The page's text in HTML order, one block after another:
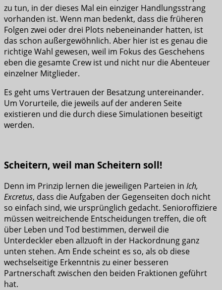
zu tun, in der dieses Mal ein einziger Handlungsstrang
vorhanden ist. Wenn man bedenkt, dass die früheren
Folgen zwei oder drei Plots nebeneinander hatten, ist
das schon außergewöhnlich. Aber hier ist es genau die
richtige Wahl gewesen, weil im Fokus des Geschehens
eben die gesamte Crew ist und nicht nur die Abenteuer
einzelner Mitglieder.
Es geht ums Vertrauen der Besatzung untereinander.
Um Vorurteile, die jeweils auf der anderen Seite
existieren und die durch diese Simulationen beseitigt
werden.
Scheitern, weil man Scheitern soll!
Denn im Prinzip lernen die jeweiligen Parteien in Ich,
Excretus, dass die Aufgaben der Gegenseiten doch nicht
so einfach sind, wie ursprünglich gedacht. Senioroffiziere
müssen weitreichende Entscheidungen treffen, die oft
über Leben und Tod bestimmen, derweil die
Unterdeckler eben allzuoft in der Hackordnung ganz
unten stehen. Am Ende scheint es so, als ob diese
wechselseitige Erkenntnis zu einer besseren
Partnerschaft zwischen den beiden Fraktionen geführt
hat.